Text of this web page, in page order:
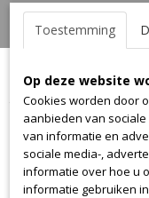
Inloggen Registreren
Home >Stof>Kvadrat
Toestemming
Op deze website
Cookies worden door
aanbieden van
van informatie en
sociale media-,
informatie over hoe u
informatie gebruiken